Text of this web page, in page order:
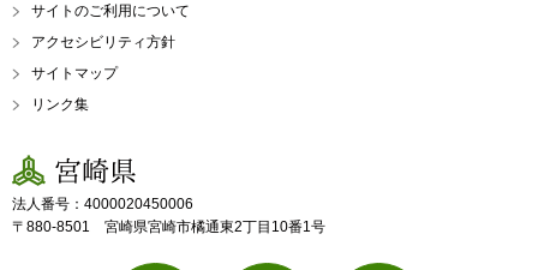
サイトのご利用について
アクセシビリティ方針
サイトマップ
リンク集
宮崎県
法人番号：4000020450006
〒880-8501 宮崎県宮崎市橘通東2丁目10番1号